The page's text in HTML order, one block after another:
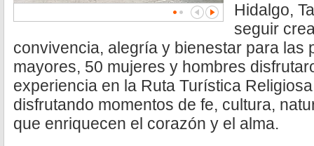
Hidalgo,
seguir
convivencia, alegría y bienestar para las
mayores, 50 mujeres y hombres
experiencia en la Ruta Turística Religiosa
disfrutando momentos de fe, cultura,
que enriquecen el corazón y el alma.